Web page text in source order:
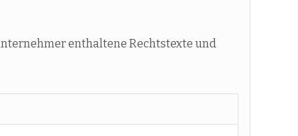
enthaltene Rechtstexte und